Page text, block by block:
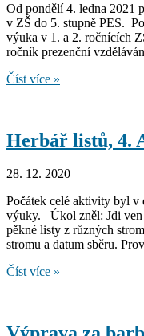
Od pondělí 4. ledna 2021
v ZŠ do 5. stupně PES.
výuka v 1. a 2. ročnících
ročník prezenční
Vzdělávání
ledna
2021
Číst více »
Herbář listů, 4.
28. 12. 2020
Počátek celé aktivity byl v
výuky. Úkol zněl: Jdi ven
pěkné listy z různých
stromu a datum sběru.
Herbář
Číst více »